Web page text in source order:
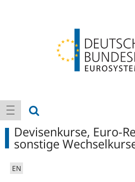
Hauptnavigation
Navigation anzeigen
Devisenkurse, Euro-
sonstige
EN